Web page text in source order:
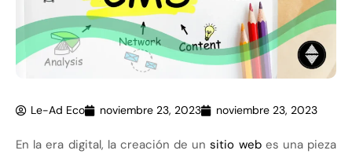
Le-Ad Eco noviembre 23, 2023 noviembre 23, 2023
En la era digital, la creación de unsitio webes una pieza